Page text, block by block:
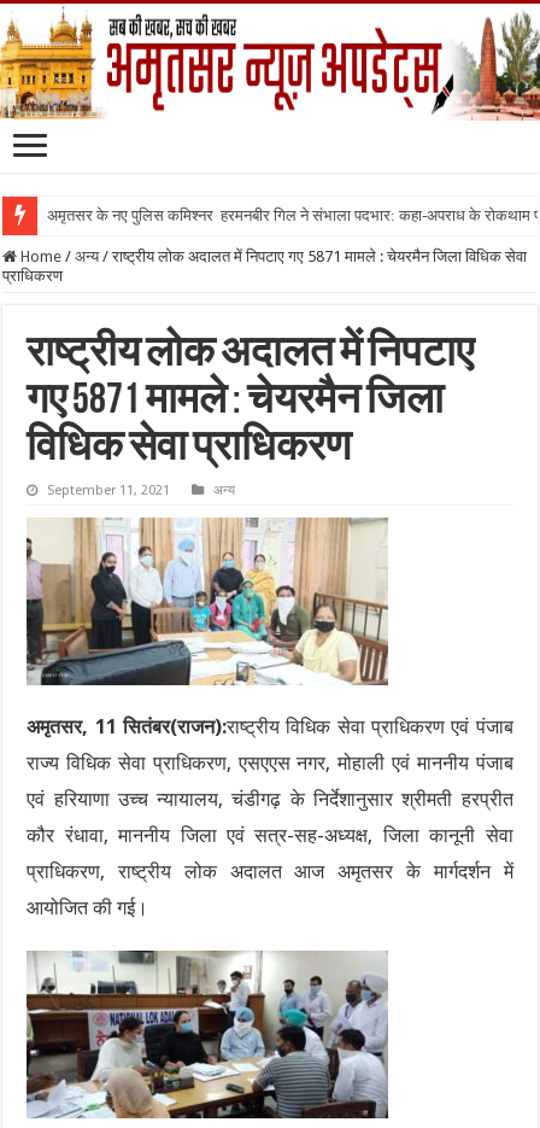
अमृतसर के नए पुलिस कमिश्नर हरमनबीर गिल ने संभाला पदभार: कहा-अपराध के रोकथाम
Home / अन्य / राष्ट्रीय लोक अदालत में निपटाए गए 5871 मामले : चेयरमैन जिला विधिक सेवा
प्राधिकरण
राष्ट्रीय लोक अदालत में निपटाए
गए 5871 मामले : चेयरमैन जिला
विधिक सेवा प्राधिकरण
September 11, 2021 अन्य
अमृतसर, 11 सितंबर(राजन):राष्ट्रीय विधिक सेवा प्राधिकरण एवं पंजाब
राज्य विधिक सेवा प्राधिकरण, एसएएस नगर, मोहाली एवं माननीय पंजाब
एवं हरियाणा उच्च न्यायालय, चंडीगढ़ के निर्देशानुसार श्रीमती हरप्रीत
कौर रंधावा, माननीय जिला एवं सत्र-सह-अध्यक्ष, जिला कानूनी सेवा
प्राधिकरण, राष्ट्रीय लोक अदालत आज अमृतसर के मार्गदर्शन में
आयोजित की गई।